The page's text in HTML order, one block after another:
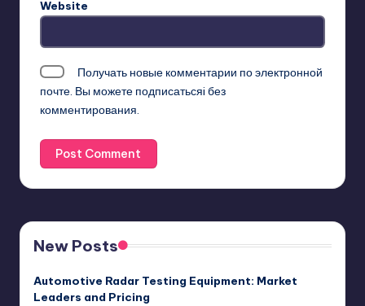
Website
Получать новые комментарии по электронной
почте. Вы можете подписатьсяi без
комментирования.
New Posts
Automotive Radar Testing Equipment: Market
Leaders and Pricing